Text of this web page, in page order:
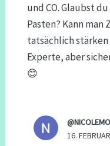
und CO. Glaubst
Pasten? Kann
tatsächlich
Experte, aber
😊
16.